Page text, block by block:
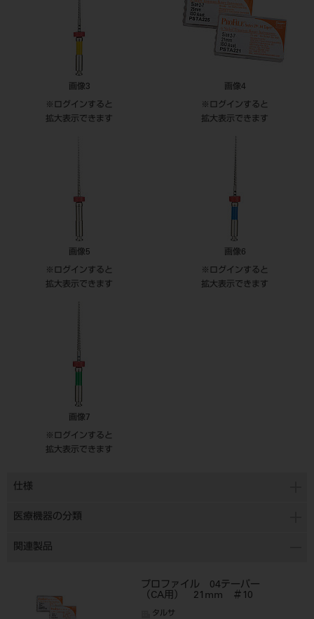
画像3
※ログインすると
拡大表示できます
画像4
※ログインすると
拡大表示できます
画像5
※ログインすると
拡大表示できます
画像6
※ログインすると
拡大表示できます
画像7
※ログインすると
拡大表示できます
仕様
医療機器の分類
関連製品
プロファイル 04テーパー
（CA用） 21mm ＃10
タルサ